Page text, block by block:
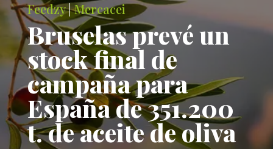
Feedzy|Mercacei
Bruselas prevé un
stock final de
campaña para
España de 351.200
t. de aceite de oliva